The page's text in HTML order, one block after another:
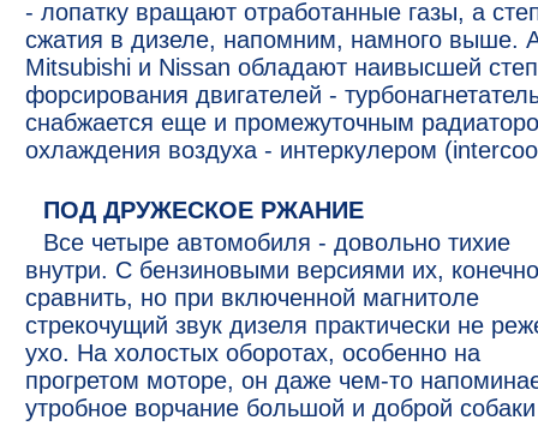
- лопатку вращают отработанные газы, а
сжатия в дизеле, напомним, намного выше.
Mitsubishi и Nissan обладают наивысшей
форсирования двигателей -
снабжается еще и промежуточным
охлаждения воздуха - интеркулером
ПОД ДРУЖЕСКОЕ РЖАНИЕ
Все четыре автомобиля - довольно тихие
внутри. С бензиновыми версиями их,
сравнить, но при включенной магнитоле
стрекочущий звук дизеля практически не
ухо. На холостых оборотах, особенно на
прогретом моторе, он даже чем-то
утробное ворчание большой и доброй собаки